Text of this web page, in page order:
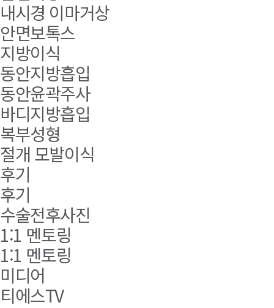
내시경 이마거상
안면보톡스
지방이식
동안지방흡입
동안윤곽주사
바디지방흡입
복부성형
절개 모발이식
후기
후기
수술전후사진
1:1 멘토링
1:1 멘토링
미디어
티에스TV